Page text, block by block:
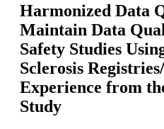
Harmonized Data
Maintain Data
Safety Studies
Sclerosis
Experience from
Study